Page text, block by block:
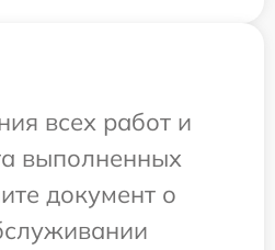
всех работ и
выполненных
документ о